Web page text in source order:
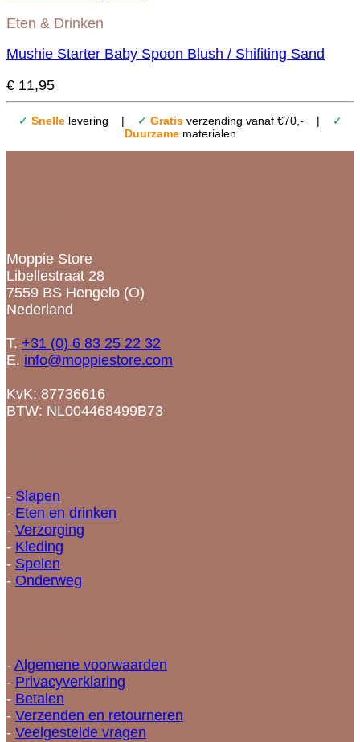
Eten & Drinken
Mushie Starter Baby Spoon Blush / Shifiting Sand
€ 11,95
✓ Snellelevering | ✓ Gratisverzending vanaf €70,- |
✓
Duurzamematerialen
Moppie Store
Libellestraat 28
7559 BS Hengelo (O)
Nederland
T. +31 (0) 6 83 25 22 32
E. info@moppiestore.com
KvK: 87736616
BTW: NL004468499B73
- Slapen
- Eten en drinken
- Verzorging
- Kleding
- Spelen
- Onderweg
- Algemene voorwaarden
- Privacyverklaring
- Betalen
- Verzenden en retourneren
- Veelgestelde vragen